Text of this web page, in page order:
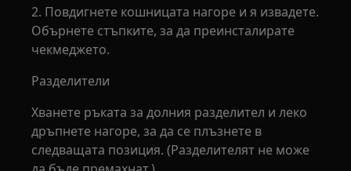
2. Повдигнете кошницата нагоре и я извадете.
Обърнете стъпките, за да преинсталирате
чекмеджето.
Разделители
Хванете ръката за долния разделител и леко
дръпнете нагоре, за да се плъзнете в
следващата позиция. (Разделителят не може